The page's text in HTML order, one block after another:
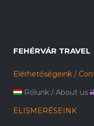
FEHÉRVÁR TRAVEL
Elérhetőségeink /
Rólunk /About us
ELISMERÉSEINK